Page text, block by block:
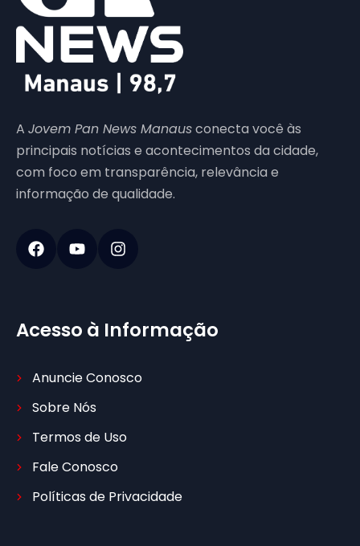
A Jovem Pan News Manausconecta você às
principais notícias e acontecimentos da cidade,
com foco em transparência, relevância e
informação de qualidade.
Acesso à Informação
Anuncie Conosco
Sobre Nós
Termos de Uso
Fale Conosco
Políticas de Privacidade